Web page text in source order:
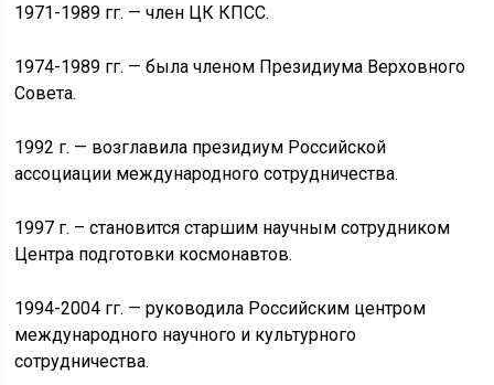
1971-1989 гг. — член ЦК КПСС.
1974-1989 гг. — была членом Президиума Верховного
Совета.
1992 г. — возглавила президиум Российской
ассоциации международного сотрудничества.
1997 г. – становится старшим научным сотрудником
Центра подготовки космонавтов.
1994-2004 гг. — руководила Российским центром
международного научного и культурного
сотрудничества.